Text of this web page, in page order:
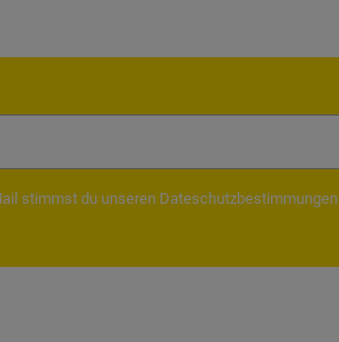
stimmst du unseren Dateschutzbestimmungen